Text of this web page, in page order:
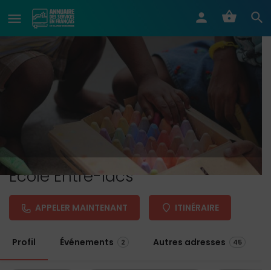
École Entre-lacs
APPELER MAINTENANT ITINÉRAIRE
Profil Événements 2 Autres adresses 45